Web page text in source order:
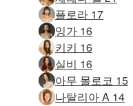
플로라 17
잉가 16
키키 16
실비 16
아무 몰로코 15
나탈리아 A 14